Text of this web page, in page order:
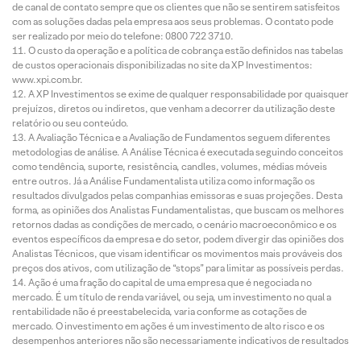
de canal de contato sempre que os clientes que não se sentirem satisfeitos
com as soluções dadas pela empresa aos seus problemas. O contato pode
ser realizado por meio do telefone: 0800 722 3710.
O custo da operação e a política de cobrança estão definidos nas tabelas
de custos operacionais disponibilizadas no site da XP Investimentos:
www.xpi.com.br.
A XP Investimentos se exime de qualquer responsabilidade por quaisquer
prejuízos, diretos ou indiretos, que venham a decorrer da utilização deste
relatório ou seu conteúdo.
A Avaliação Técnica e a Avaliação de Fundamentos seguem diferentes
metodologias de análise. A Análise Técnica é executada seguindo conceitos
como tendência, suporte, resistência, candles, volumes, médias móveis
entre outros. Já a Análise Fundamentalista utiliza como informação os
resultados divulgados pelas companhias emissoras e suas projeções. Desta
forma, as opiniões dos Analistas Fundamentalistas, que buscam os melhores
retornos dadas as condições de mercado, o cenário macroeconômico e os
eventos específicos da empresa e do setor, podem divergir das opiniões dos
Analistas Técnicos, que visam identificar os movimentos mais prováveis dos
preços dos ativos, com utilização de “stops” para limitar as possíveis perdas.
Ação é uma fração do capital de uma empresa que é negociada no
mercado. É um título de renda variável, ou seja, um investimento no qual a
rentabilidade não é preestabelecida, varia conforme as cotações de
mercado. O investimento em ações é um investimento de alto risco e os
desempenhos anteriores não são necessariamente indicativos de resultados